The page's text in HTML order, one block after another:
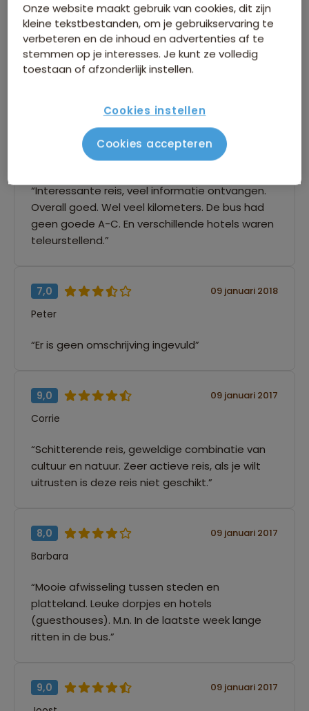
Hannie
“Het was een interessante reis. We hebben
veel gezien. Helaas brengt dat met zich mee
09 januari 2018
“Interessante reis, veel informatie ontvangen.
Overall goed. Wel veel kilometers. De bus had
geen goede A-C. En verschillende hotels waren
teleurstellend.”
7,0 09 januari 2018
Peter
“Er is geen omschrijving ingevuld”
9,0 09 januari 2017
Corrie
“Schitterende reis, geweldige combinatie van
cultuur en natuur. Zeer actieve reis, als je wilt
uitrusten is deze reis niet geschikt.”
8,0 09 januari 2017
Barbara
“Mooie afwisseling tussen steden en
platteland. Leuke dorpjes en hotels
(guesthouses). M.n. In de laatste week lange
ritten in de bus.”
9,0 09 januari 2017
Onze website maakt gebruik van cookies, dit zijn
kleine tekstbestanden, om je gebruikservaring te
verbeteren en de inhoud en advertenties af te
stemmen op je interesses. Je kunt ze volledig
toestaan of afzonderlijk instellen.
Cookies instellen
Cookies accepteren